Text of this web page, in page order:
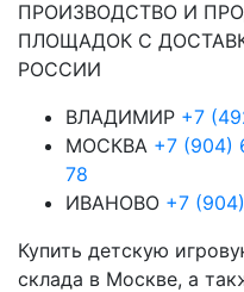
ПРОИЗВОДСТВО И
ПЛОЩАДОК С
РОССИИ
ВЛАДИМИР +7
МОСКВА +7 (904)
78
ИВАНОВО +7
Купить детскую
склада в Москве, а